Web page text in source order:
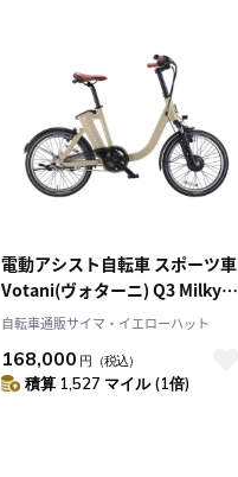
電動アシスト自転車 スポーツ車
Votani(ヴォターニ) Q3 Milky
Beige 20インチ 99.Y0Q64.613
自転車通販サイマ・イエローハット
168,000 円 （税込）
積算 1,527 マイル (1倍)